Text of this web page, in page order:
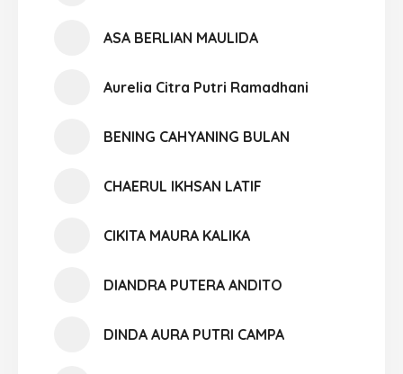
ASA BERLIAN MAULIDA
Aurelia Citra Putri Ramadhani
BENING CAHYANING BULAN
CHAERUL IKHSAN LATIF
CIKITA MAURA KALIKA
DIANDRA PUTERA ANDITO
DINDA AURA PUTRI CAMPA